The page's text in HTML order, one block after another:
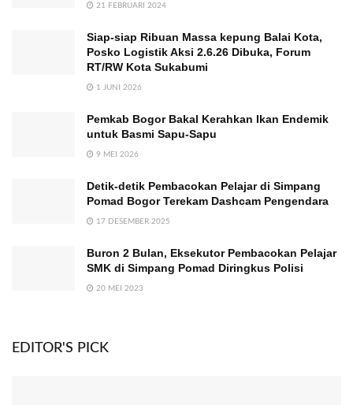
21 FEBRUARI 2024
Siap-siap Ribuan Massa kepung Balai Kota,
Posko Logistik Aksi 2.6.26 Dibuka, Forum
RT/RW Kota Sukabumi
1 JUNI 2026
Pemkab Bogor Bakal Kerahkan Ikan Endemik
untuk Basmi Sapu-Sapu
9 MEI 2026
Detik-detik Pembacokan Pelajar di Simpang
Pomad Bogor Terekam Dashcam Pengendara
17 DESEMBER 2025
Buron 2 Bulan, Eksekutor Pembacokan Pelajar
SMK di Simpang Pomad Diringkus Polisi
20 MEI 2023
EDITOR'S PICK